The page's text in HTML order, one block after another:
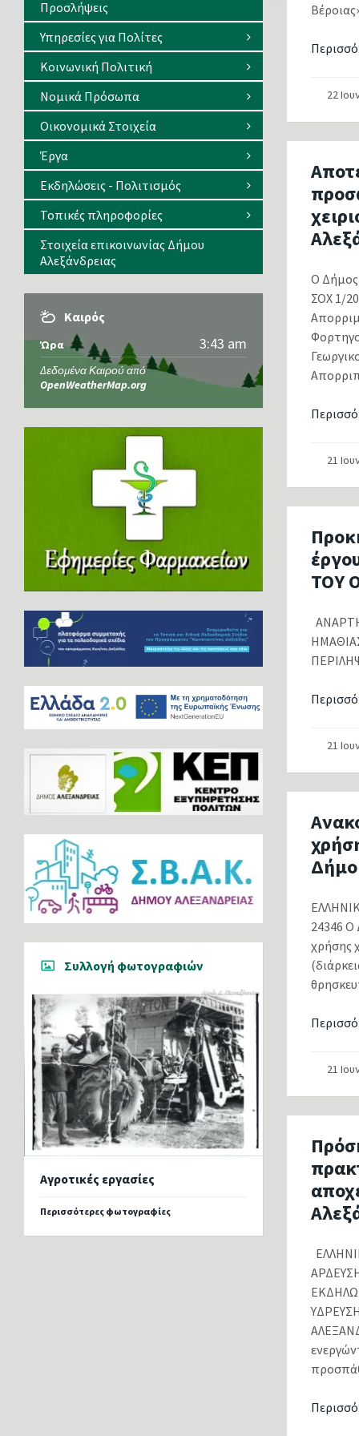
22
Ο Δήμος
ΣΟΧ 1/
21
ΤΟΥ
21
Δήμο
24346 Ο
χρήσης
21
Προσλήψεις
Υπηρεσίες για Πολίτες
Κοινωνική Πολιτική
Νομικά Πρόσωπα
Οικονομικά Στοιχεία
Έργα
Εκδηλώσεις - Πολιτισμός
Τοπικές πληροφορίες
Στοιχεία επικοινωνίας Δήμου
Αλεξάνδρειας
Καιρός
Ώρα 3:43 am
Δεδομένα Καιρού από
OpenWeatherMap.org
Συλλογή φωτογραφιών
Αγροτικές εργασίες
Περισσότερες φωτογραφίες